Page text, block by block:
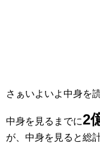
さぁいよいよ中身を
中身を見るまでに2
が、中身を見ると総